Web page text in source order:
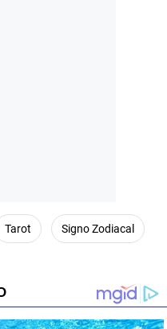
Tarot Signo Zodiacal